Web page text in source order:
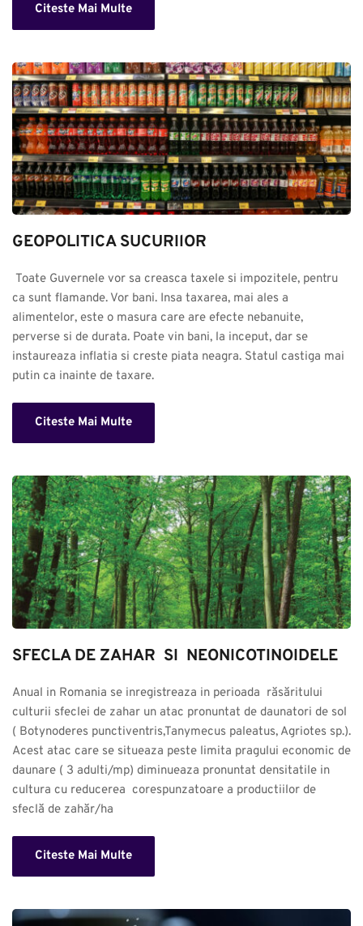
Citeste Mai Multe
GEOPOLITICA SUCURIlOR
ca sunt flamande. Vor bani. Insa taxarea, mai ales a
alimentelor, este o masura care are efecte nebanuite,
perverse si de durata. Poate vin bani, la inceput, dar se
instaureaza inflatia si creste piata neagra. Statul castiga mai
putin ca inainte de taxare.
Citeste Mai Multe
SFECLA DE ZAHAR  SI  NEONICOTINOIDELE
Anual in Romania se inregistreaza in perioada  răsăritului
culturii sfeclei de zahar un atac pronuntat de daunatori de sol
( Botynoderes punctiventris,Tanymecus paleatus, Agriotes sp.).
Acest atac care se situeaza peste limita pragului economic de
daunare ( 3 adulti/mp) diminueaza pronuntat densitatile in
cultura cu reducerea  corespunzatoare a productiilor de
sfeclă de zahăr/ha
Citeste Mai Multe